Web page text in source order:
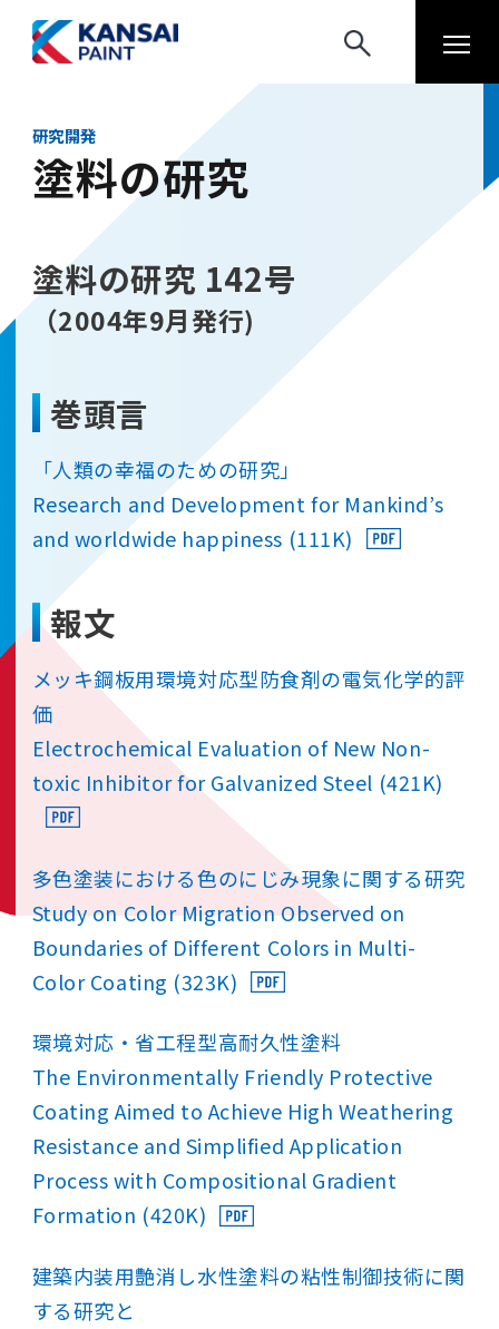
研究開発
塗料の研究
塗料の研究 142号
（2004年9月発行)
巻頭言
「人類の幸福のための研究」
Research and Development for Mankind’s
and worldwide happiness (111K)
報文
メッキ鋼板用環境対応型防食剤の電気化学的評
価
Electrochemical Evaluation of New Non-
toxic Inhibitor for Galvanized Steel (421K)
多色塗装における色のにじみ現象に関する研究
Study on Color Migration Observed on
Boundaries of Different Colors in Multi-
Color Coating (323K)
環境対応・省工程型高耐久性塗料
The Environmentally Friendly Protective
Coating Aimed to Achieve High Weathering
Resistance and Simplified Application
Process with Compositional Gradient
Formation (420K)
建築内装用艶消し水性塗料の粘性制御技術に関
する研究と